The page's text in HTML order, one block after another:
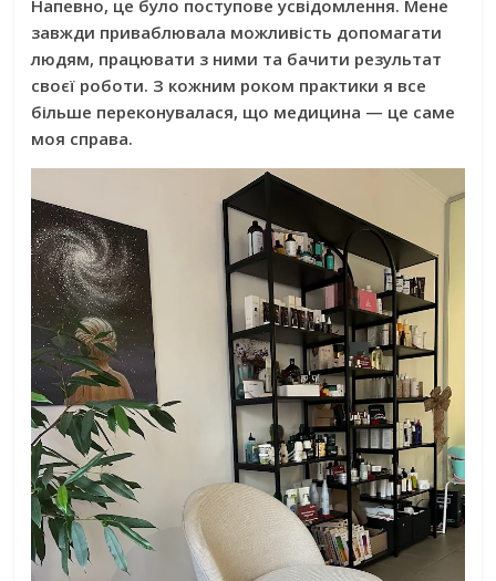
Напевно, це було поступове усвідомлення. Мене
завжди приваблювала можливість допомагати
людям, працювати з ними та бачити результат
своєї роботи. З кожним роком практики я все
більше переконувалася, що медицина — це саме
моя справа.